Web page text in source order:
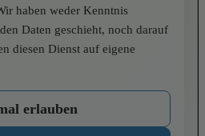
haben weder Kenntnis
Daten geschieht, noch darauf
diesen Dienst auf eigene
erlauben